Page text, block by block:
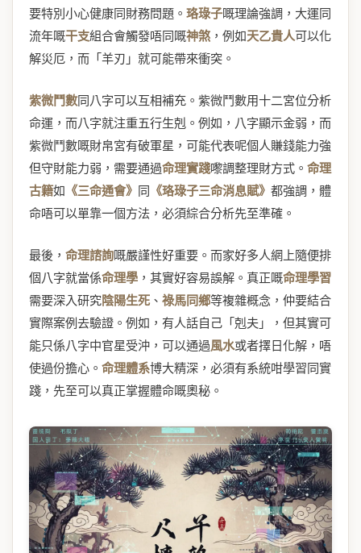
要特別小心健康同財務問題。 珞琭子嘅理論強調，大運同
流年嘅干支組合會觸發唔同嘅神煞 ，例如天乙貴人可以化
解災厄，而「羊刃」就可能帶來衝突。
紫微鬥數同八字可以互相補充。紫微鬥數用十二宮位分析
命運，而八字就注重五行生剋。例如，八字顯示金弱，而
紫微鬥數嘅財帛宮有破軍星，可能代表呢個人賺錢能力強
但守財能力弱，需要通過命理實踐嚟調整理財方式。 命理
古籍如 《三命通會》 同 《珞琭子三命消息賦》 都強調，體
命唔可以單靠一個方法，必須綜合分析先至準確。
最後， 命理諮詢嘅嚴謹性好重要。而家好多人網上隨便排
個八字就當係命理學 ，其實好容易誤解。真正嘅命理學習
需要深入研究陰陽生死、 祿馬同鄉等複雜概念，仲要結合
實際案例去驗證。例如，有人話自己「剋夫」，但其實可
能只係八字中官星受沖，可以通過風水或者擇日化解，唔
使過份擔心。 命理體系博大精深，必須有系統咁學習同實
踐，先至可以真正掌握體命嘅奧秘。